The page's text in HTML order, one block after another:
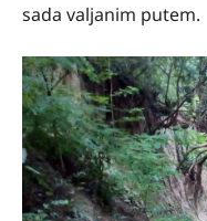
sada valjanim putem.